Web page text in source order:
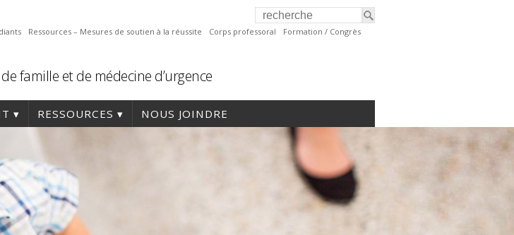
Ressources – Mesures de soutien à la réussite Corps professoral Formation / Congrès
famille et de médecine d’urgence
RESSOURCES NOUS JOINDRE